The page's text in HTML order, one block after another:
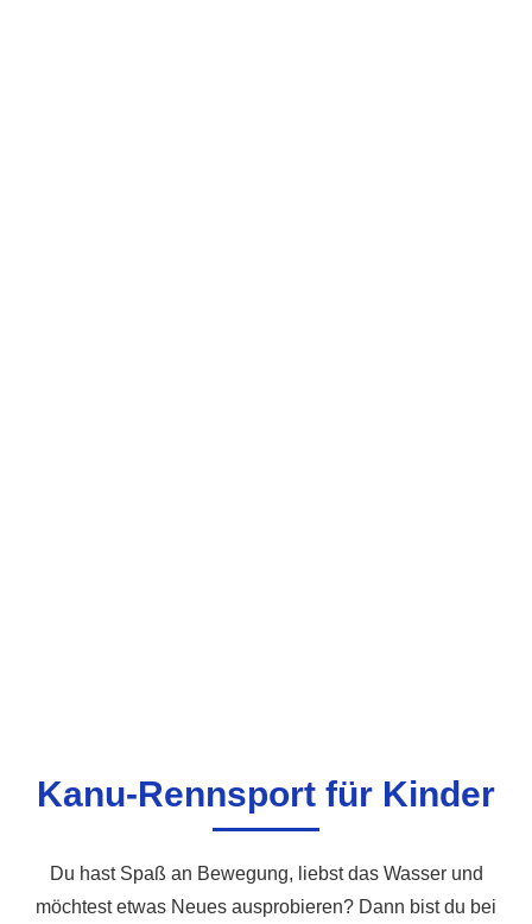
Kanu-Rennsport für Kinder
Du hast Spaß an Bewegung, liebst das Wasser und
möchtest etwas Neues ausprobieren? Dann bist du bei